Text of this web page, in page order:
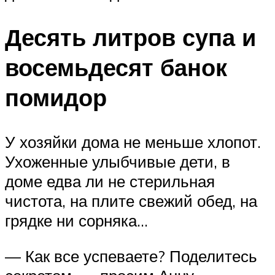
Десять литров супа и
восемьдесят банок
помидор
У хозяйки дома не меньше хлопот.
Ухоженные улыбчивые дети, в
доме едва ли не стерильная
чистота, на плите свежий обед, на
грядке ни сорняка…
— Как все успеваете? Поделитесь